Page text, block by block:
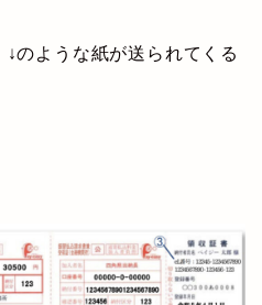
のような紙が送られてくる